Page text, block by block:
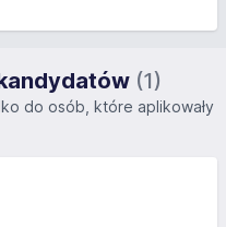
(1)
do osób, które aplikowały